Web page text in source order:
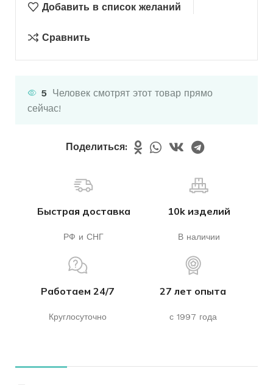
Добавить в список желаний
Сравнить
5 Человек смотрят этот товар прямо
сейчас!
Поделиться:
Быстрая доставка
РФ и СНГ
10k изделий
В наличии
Работаем 24/7
Круглосуточно
27 лет опыта
с 1997 года